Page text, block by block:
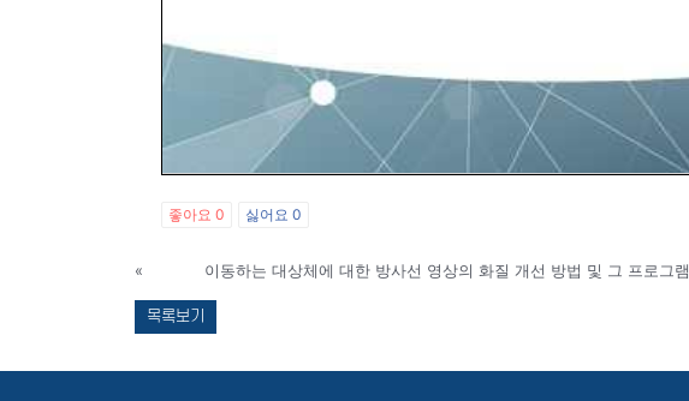
좋아요 0 싫어요 0
« 이동하는 대상체에 대한 방사선 영상의 화질 개선 방법 및 그 프로그램
목록보기